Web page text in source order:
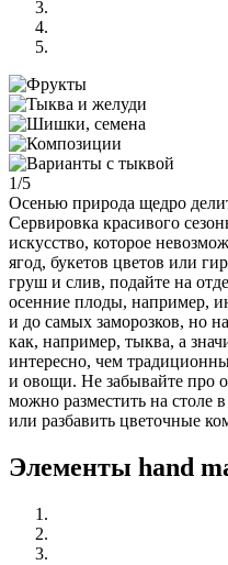
1/5
Осенью природа щедро
Сервировка красивого
искусство, которое
ягод, букетов цветов или
груш и слив, подайте на
осенние плоды, например,
и до самых заморозков, но
как, например, тыква, а
интересно, чем
и овощи. Не забывайте про
можно разместить на столе
или разбавить цветочные
Элементы hand